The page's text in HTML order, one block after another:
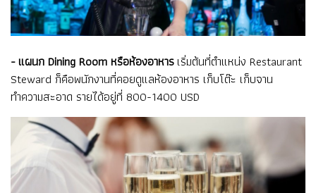
- แผนก Dining Room หรือห้องอาหารเริ่มต้นที่ตำแหน่ง Restaurant
Steward ก็คือพนักงานที่คอยดูแลห้องอาหาร เก็บโต๊ะ เก็บจาน
ทำความสะอาด รายได้อยู่ที่ 800-1400 USD